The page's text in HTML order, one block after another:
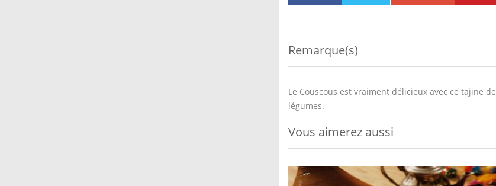
Remarque(s)
Le Couscous est vraiment délicieux avec ce tajine de
légumes.
Vous aimerez aussi